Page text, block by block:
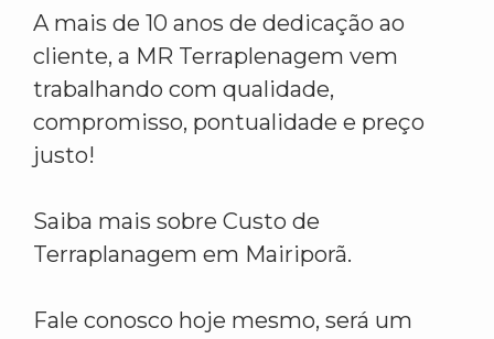
A mais de 10 anos de dedicação ao
cliente, a MR Terraplenagem vem
trabalhando com qualidade,
compromisso, pontualidade e preço
justo!
Saiba mais sobre Custo de
Terraplanagem em Mairiporã.
Fale conosco hoje mesmo, será um